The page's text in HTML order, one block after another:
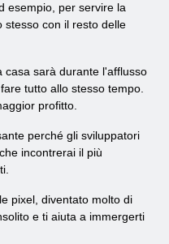
esempio, per servire la
stesso con il resto delle
casa sarà durante l'afflusso
tutto allo stesso tempo.
profitto.
perché gli sviluppatori
incontrerai il più
pixel, diventato molto di
e ti aiuta a immergerti